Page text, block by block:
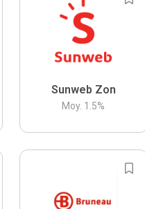
Sunweb Zon
Moy. 1.5%